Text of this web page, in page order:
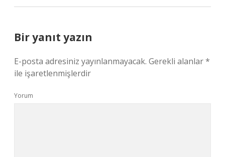
Bir yanıt yazın
E-posta adresiniz yayınlanmayacak. Gerekli alanlar*
ile işaretlenmişlerdir
Yorum